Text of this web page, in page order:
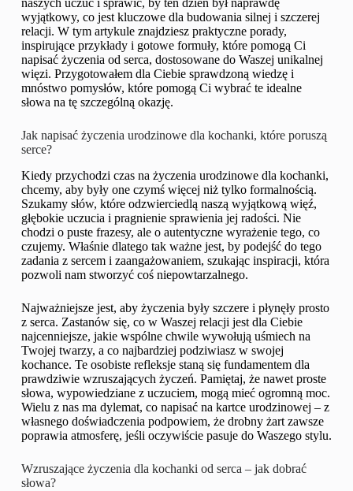
naszych uczuć i sprawić, by ten dzień był naprawdę
wyjątkowy, co jest kluczowe dla budowania silnej i szczerej
relacji. W tym artykule znajdziesz praktyczne porady,
inspirujące przykłady i gotowe formuły, które pomogą Ci
napisać życzenia od serca, dostosowane do Waszej unikalnej
więzi. Przygotowałem dla Ciebie sprawdzoną wiedzę i
mnóstwo pomysłów, które pomogą Ci wybrać te idealne
słowa na tę szczególną okazję.
Jak napisać życzenia urodzinowe dla kochanki, które poruszą
serce?
Kiedy przychodzi czas na życzenia urodzinowe dla kochanki,
chcemy, aby były one czymś więcej niż tylko formalnością.
Szukamy słów, które odzwierciedlą naszą wyjątkową więź,
głębokie uczucia i pragnienie sprawienia jej radości. Nie
chodzi o puste frazesy, ale o autentyczne wyrażenie tego, co
czujemy. Właśnie dlatego tak ważne jest, by podejść do tego
zadania z sercem i zaangażowaniem, szukając inspiracji, która
pozwoli nam stworzyć coś niepowtarzalnego.
Najważniejsze jest, aby życzenia były szczere i płynęły prosto
z serca. Zastanów się, co w Waszej relacji jest dla Ciebie
najcenniejsze, jakie wspólne chwile wywołują uśmiech na
Twojej twarzy, a co najbardziej podziwiasz w swojej
kochance. Te osobiste refleksje staną się fundamentem dla
prawdziwie wzruszających życzeń. Pamiętaj, że nawet proste
słowa, wypowiedziane z uczuciem, mogą mieć ogromną moc.
Wielu z nas ma dylemat, co napisać na kartce urodzinowej – z
własnego doświadczenia podpowiem, że drobny żart zawsze
poprawia atmosferę, jeśli oczywiście pasuje do Waszego stylu.
Wzruszające życzenia dla kochanki od serca – jak dobrać
słowa?